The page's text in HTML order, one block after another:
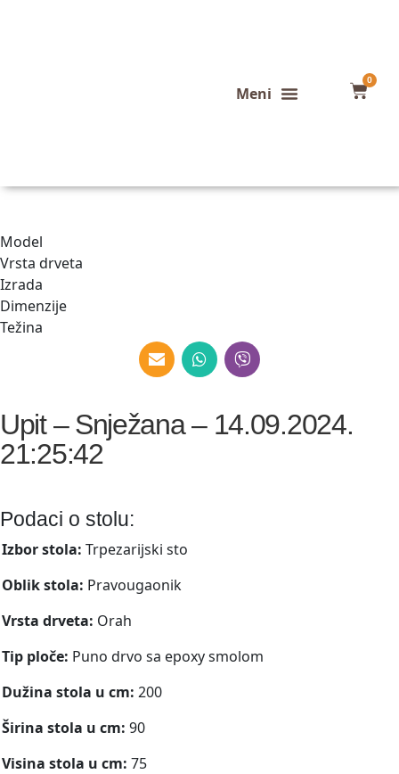
0
Model
Vrsta drveta
Izrada
Dimenzije
Težina
Upit – Snježana – 14.09.2024.
21:25:42
Podaci o stolu:
Izbor stola: Trpezarijski sto
Oblik stola: Pravougaonik
Vrsta drveta: Orah
Tip ploče: Puno drvo sa epoxy smolom
Dužina stola u cm: 200
Širina stola u cm: 90
Visina stola u cm: 75